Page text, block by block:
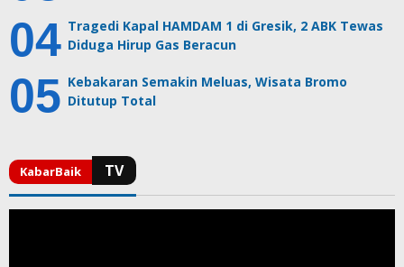
Tragedi Kapal HAMDAM 1 di Gresik, 2 ABK Tewas
Diduga Hirup Gas Beracun
Kebakaran Semakin Meluas, Wisata Bromo
Ditutup Total